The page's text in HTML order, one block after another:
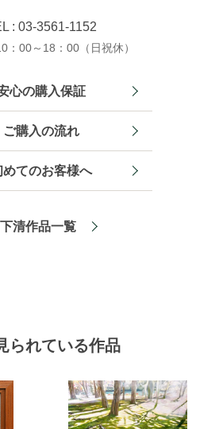
: 03-3561-1152
：00～18：00（日祝休）
心の購入保証
ご購入の流れ
めてのお客様へ
清作品一覧
られている作品